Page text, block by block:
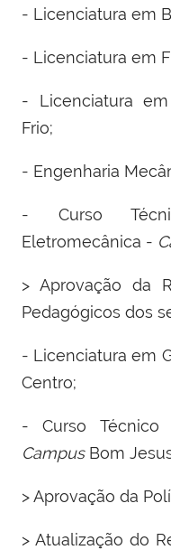
- Licenciatura em
- Licenciatura em
- Licenciatura
Frio;
- Engenharia
- Curso
Eletromecânica -
> Aprovação da
Pedagógicos dos
- Licenciatura em
Centro;
- Curso
Campus Bom
> Aprovação da
> Atualização do